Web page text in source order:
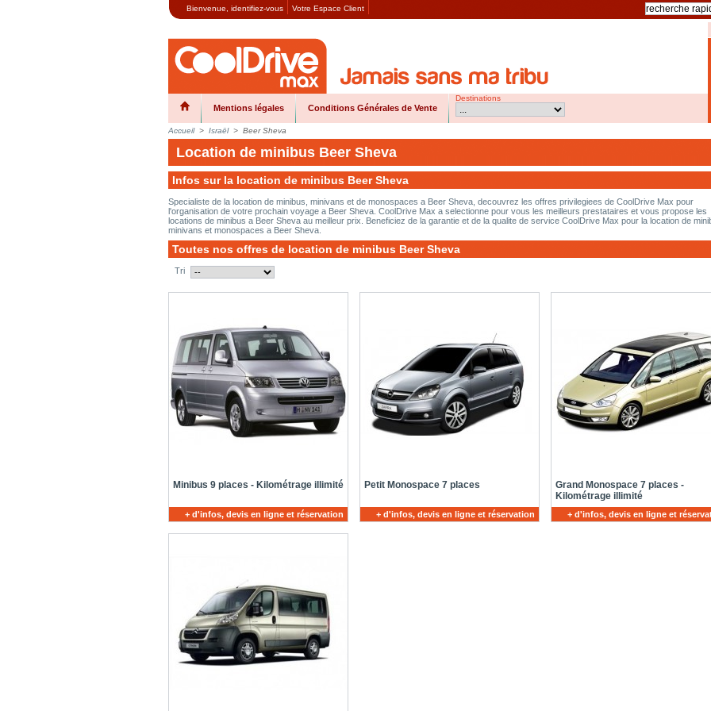
Bienvenue, identifiez-vous Votre Espace Client
Mentions légales Conditions Générales de Vente
Destinations
Accueil > Israël > Beer Sheva
Location de minibus Beer Sheva
Infos sur la location de minibus Beer Sheva
Specialiste de la location de minibus, minivans et de monospaces a Beer Sheva, decouvrez les offres privilegiees de CoolDrive Max pour
l'organisation de votre prochain voyage a Beer Sheva. CoolDrive Max a selectionne pour vous les meilleurs prestataires et vous propose les
locations de minibus a Beer Sheva au meilleur prix. Beneficiez de la garantie et de la qualite de service CoolDrive Max pour la location de
minivans et monospaces a Beer Sheva.
Toutes nos offres de location de minibus Beer Sheva
Tri
Minibus 9 places - Kilométrage illimité
+ d'infos, devis en ligne et réservation
Petit Monospace 7 places
+ d'infos, devis en ligne et réservation
Grand Monospace 7 places -
Kilométrage illimité
+ d'infos, devis en ligne et